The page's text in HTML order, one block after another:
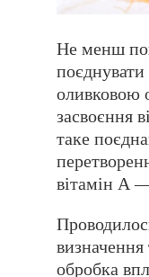
Не менш
поєднувати
оливковою
засвоєння
таке
вітамін А
визначення
обробка